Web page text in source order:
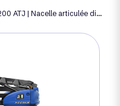
MANITOU 200 ATJ | Nacelle articulée diesel 20 m